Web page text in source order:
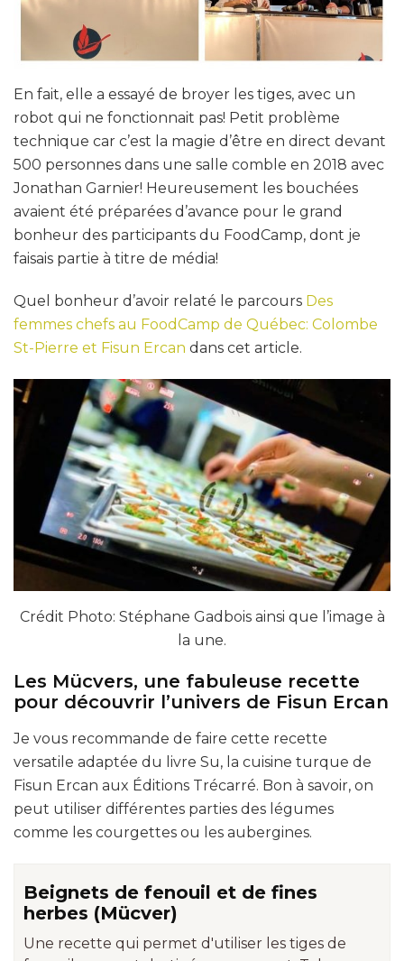
En fait, elle a essayé de broyer les tiges, avec un
robot qui ne fonctionnait pas! Petit problème
technique car c’est la magie d’être en direct devant
500 personnes dans une salle comble en 2018 avec
Jonathan Garnier! Heureusement les bouchées
avaient été préparées d’avance pour le grand
bonheur des participants du FoodCamp, dont je
faisais partie à titre de média!
Quel bonheur d’avoir relaté le parcours Des
femmes chefs au FoodCamp de Québec: Colombe
St-Pierre et Fisun Ercan dans cet article.
Crédit Photo: Stéphane Gadbois ainsi que l’image à
la une.
Les Mücvers, une fabuleuse recette
pour découvrir l’univers de Fisun Ercan
Je vous recommande de faire cette recette
versatile adaptée du livre Su, la cuisine turque de
Fisun Ercan aux Éditions Trécarré. Bon à savoir, on
peut utiliser différentes parties des légumes
comme les courgettes ou les aubergines.
Beignets de fenouil et de fines
herbes (Mücver)
Une recette qui permet d'utiliser les tiges de